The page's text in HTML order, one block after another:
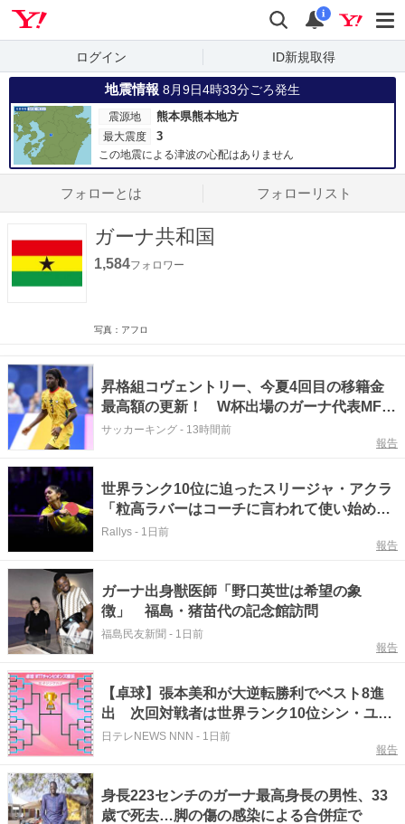
検索
通知
i
ログイン ID新規取得
地震情報 8月9日4時33分ごろ発生
震源地 熊本県熊本地方
最大震度 3
この地震による津波の心配はありません
フォローとは フォローリスト
ガーナ共和国
1,584フォロワー
写真：アフロ
昇格組コヴェントリー、今夏4回目の移籍金
最高額の更新！ W杯出場のガーナ代表MFを
獲得
サッカーキング - 13時間前
報告
世界ランク10位に迫ったスリージャ・アクラ
「粒高ラバーはコーチに言われて使い始め
た」＜卓球・WTTチャンピオンズ横浜2026＞
Rallys - 1日前
報告
ガーナ出身獣医師「野口英世は希望の象
徴」 福島・猪苗代の記念館訪問
福島民友新聞 - 1日前
報告
【卓球】張本美和が大逆転勝利でベスト8進
出 次回対戦者は世界ランク10位シン・ユビ
ンVS同67位のアクラの勝者と〈WTTチャン
日テレNEWS NNN - 1日前
報告
身長223センチのガーナ最高身長の男性、33
歳で死去…脚の傷の感染による合併症で